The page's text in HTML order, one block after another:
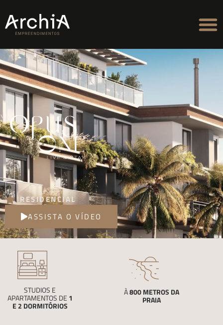
ASSISTA O VÍDEO
RESIDENCIAL
STUDIOS E
APARTAMENTOS DE 1
E 2 DORMITÓRIOS
​À800 METROS DA
PRAIA